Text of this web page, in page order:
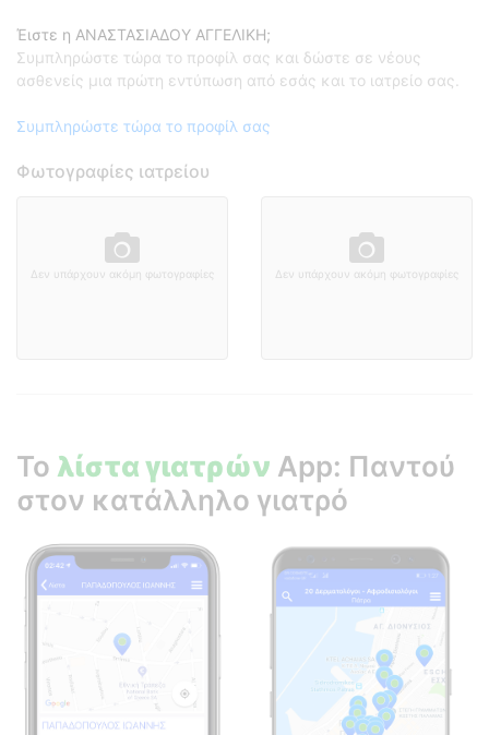
Έιστε η ΑΝΑΣΤΑΣΙΑΔΟΥ ΑΓΓΕΛΙΚΗ;
Συμπληρώστε τώρα το προφίλ σας και δώστε σε νέους
ασθενείς μια πρώτη εντύπωση από εσάς και το ιατρείο σας.
Συμπληρώστε τώρα το προφίλ σας
Φωτογραφίες ιατρείου
Δεν υπάρχουν ακόμη φωτογραφίες Δεν υπάρχουν ακόμη φωτογραφίες
Το λίστα γιατρών App: Παντού
στον κατάλληλο γιατρό